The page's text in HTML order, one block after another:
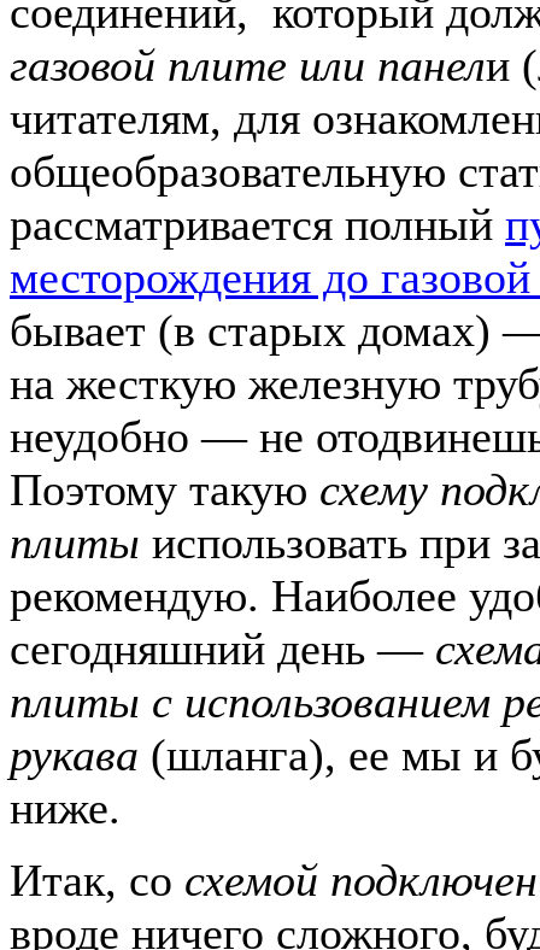
соединений, который
газовой плите или панели
читателям, для
общеобразовательную
рассматривается полный
месторождения до
бывает (в старых домах)
на жесткую железную
неудобно — не
Поэтому такую схему
плиты использовать при
рекомендую. Наиболее
сегодняшний день —
плиты с использованием
рукава (шланга), ее мы и
ниже.
Итак, со схемой
вроде ничего сложного,